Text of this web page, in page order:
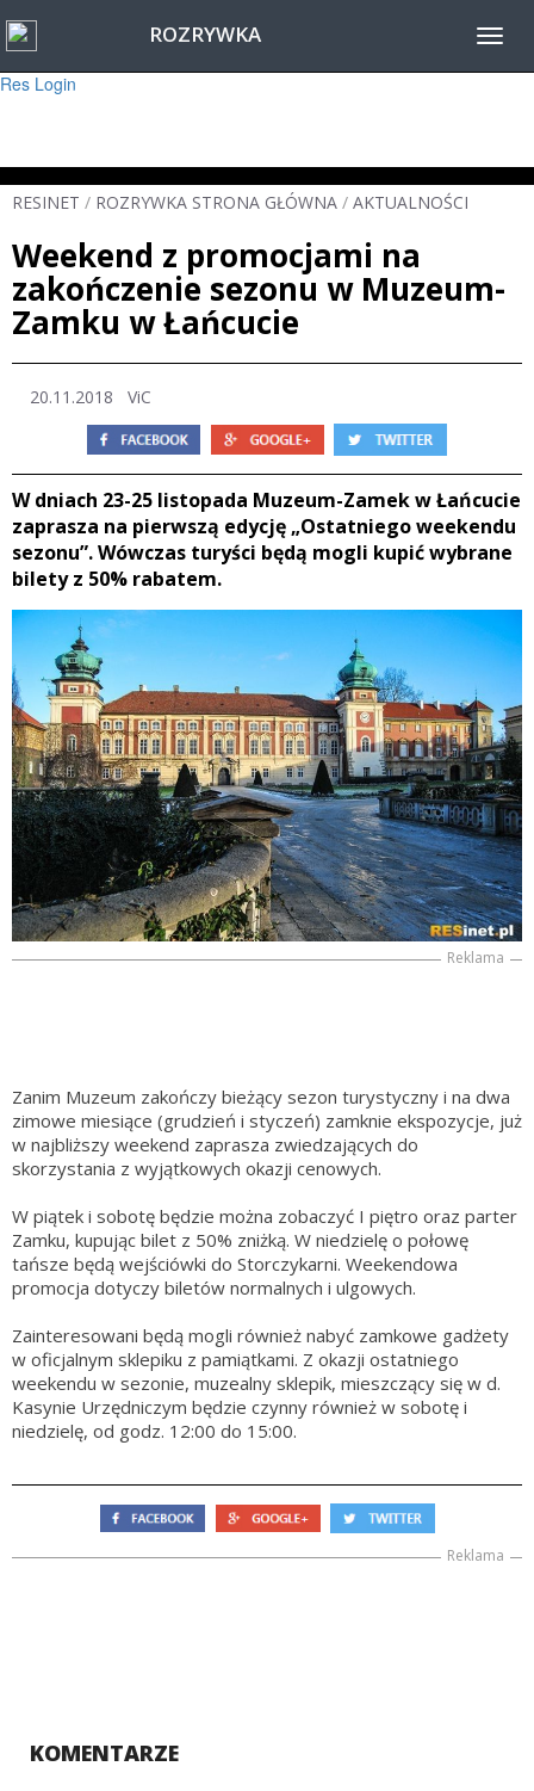
Warning
: session_start(): Failed to read session data: user (path: ) in
Res Login
ROZRYWKA
RESINET / ROZRYWKA STRONA GŁÓWNA / AKTUALNOŚCI
Weekend z promocjami na
zakończenie sezonu w Muzeum-
Zamku w Łańcucie
20.11.2018 ViC
W dniach 23-25 listopada Muzeum-Zamek w Łańcucie
zaprasza na pierwszą edycję „Ostatniego weekendu
sezonu”. Wówczas turyści będą mogli kupić wybrane
bilety z 50% rabatem.
Reklama
Zanim Muzeum zakończy bieżący sezon turystyczny i na dwa
zimowe miesiące (grudzień i styczeń) zamknie ekspozycje, już
w najbliższy weekend zaprasza zwiedzających do
skorzystania z wyjątkowych okazji cenowych.
W piątek i sobotę będzie można zobaczyć I piętro oraz parter
Zamku, kupując bilet z 50% zniżką. W niedzielę o połowę
tańsze będą wejściówki do Storczykarni. Weekendowa
promocja dotyczy biletów normalnych i ulgowych.
Zainteresowani będą mogli również nabyć zamkowe gadżety
w oficjalnym sklepiku z pamiątkami. Z okazji ostatniego
weekendu w sezonie, muzealny sklepik, mieszczący się w d.
Kasynie Urzędniczym będzie czynny również w sobotę i
niedzielę, od godz. 12:00 do 15:00.
Reklama
KOMENTARZE